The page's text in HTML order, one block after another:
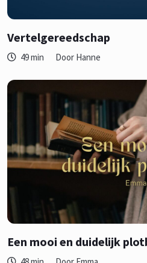
Vertelgereedschap
49 min Door Hanne
Een mooi en duidelijk